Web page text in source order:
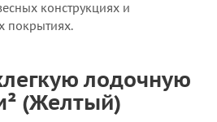
конструкциях и
покрытиях.
лодочную
(Желтый)